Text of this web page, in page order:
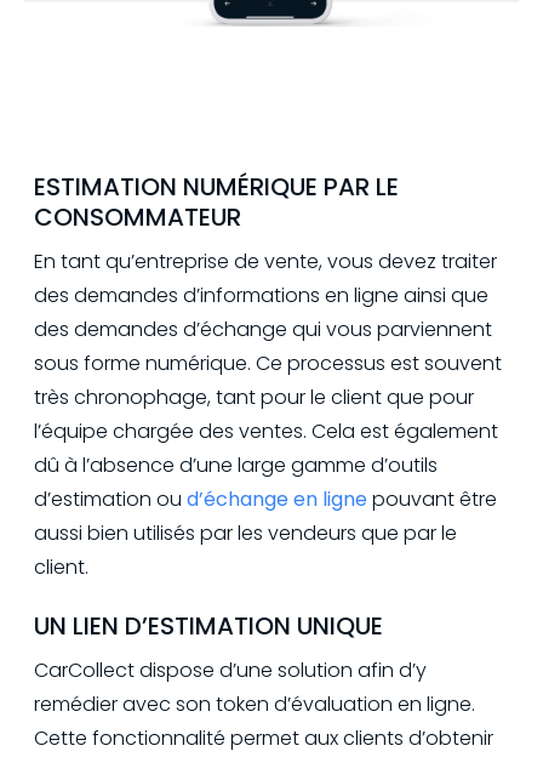
ESTIMATION NUMÉRIQUE PAR LE
CONSOMMATEUR
En tant qu’entreprise de vente, vous devez traiter
des demandes d’informations en ligne ainsi que
des demandes d’échange qui vous parviennent
sous forme numérique. Ce processus est souvent
très chronophage, tant pour le client que pour
l’équipe chargée des ventes. Cela est également
dû à l’absence d’une large gamme d’outils
d’estimation ou d’échange en lignepouvant être
aussi bien utilisés par les vendeurs que par le
client.
UN LIEN D’ESTIMATION UNIQUE
CarCollect dispose d’une solution afin d’y
remédier avec son token d’évaluation en ligne.
Cette fonctionnalité permet aux clients d’obtenir